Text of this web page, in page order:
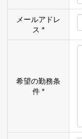
メールアドレ
ス *
希望の勤務条
件 *